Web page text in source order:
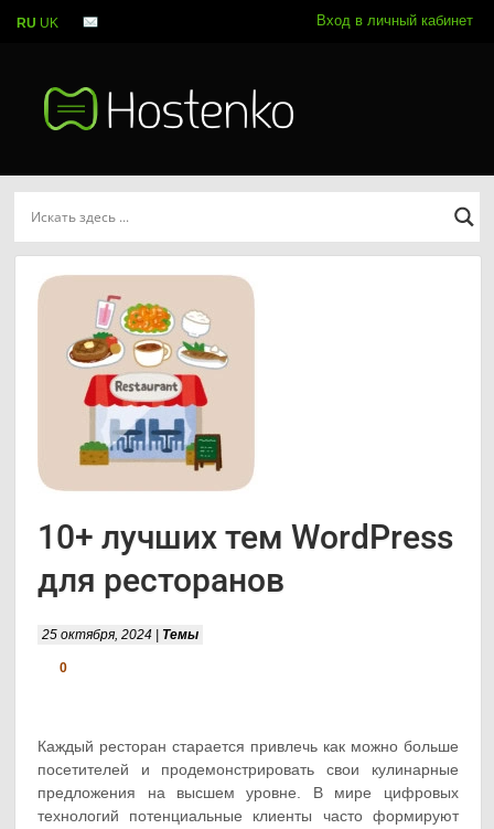
Вход в личный кабинет
10+ лучших тем WordPress
для ресторанов
25 октября, 2024 | Темы
0
Каждый ресторан старается привлечь как можно больше
посетителей и продемонстрировать свои кулинарные
предложения на высшем уровне. В мире цифровых
технологий потенциальные клиенты часто формируют
RU UK